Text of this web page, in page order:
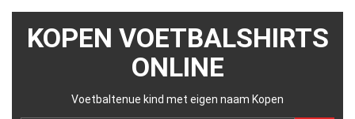
KOPEN VOETBALSHIRTS
ONLINE
Voetbaltenue kind met eigen naam Kopen